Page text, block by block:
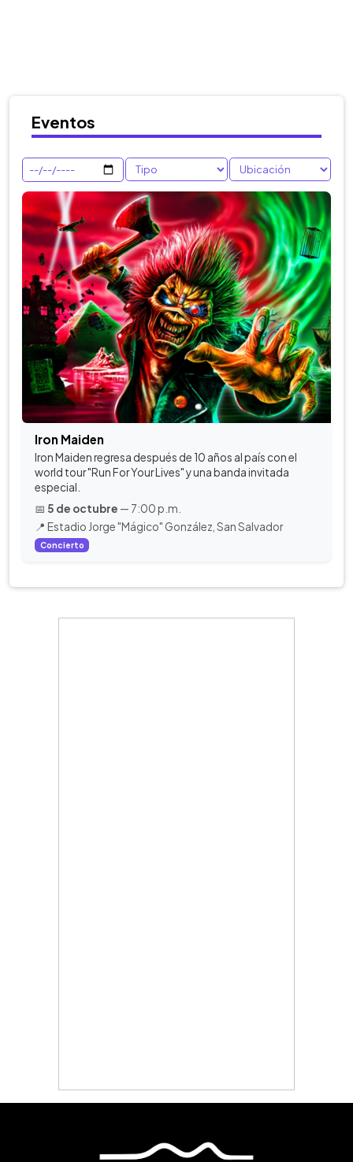
Eventos
Iron Maiden
Iron Maiden regresa después de 10 años al país con el
world tour "Run For Your Lives" y una banda invitada
especial.
📅 5 de octubre — 7:00 p.m.
📍 Estadio Jorge "Mágico" González, San Salvador
Concierto